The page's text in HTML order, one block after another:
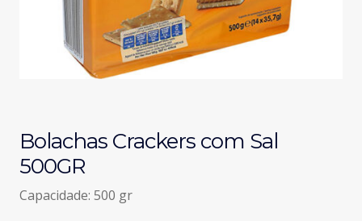
Bolachas Crackers com Sal
500GR
Capacidade: 500 gr